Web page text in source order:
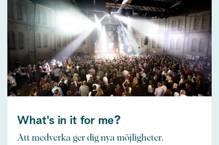
What's in it for me?
Att medverka ger dig nya möjligheter.